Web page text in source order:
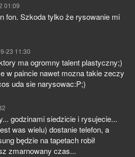
01:09
fon. Szkoda tylko że rysowanie mi
23 11:30
ma ogromny talent plastyczny;)
w paincie nawet mozna takie zeczy
uda sie narysowac:P;)
godzinami siedzicie i rysujecie...
was wielu) dostanie telefon, a
będzie na tapetach robił
zmarnowany czas...